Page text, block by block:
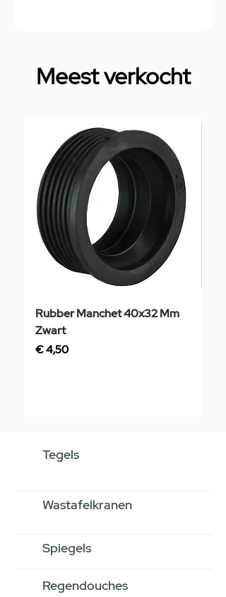
Meest verkocht
Rubber Manchet 40x32 Mm
Zwart
Prijs
€ 4,50
Tegels
Wastafelkranen
Spiegels
Regendouches